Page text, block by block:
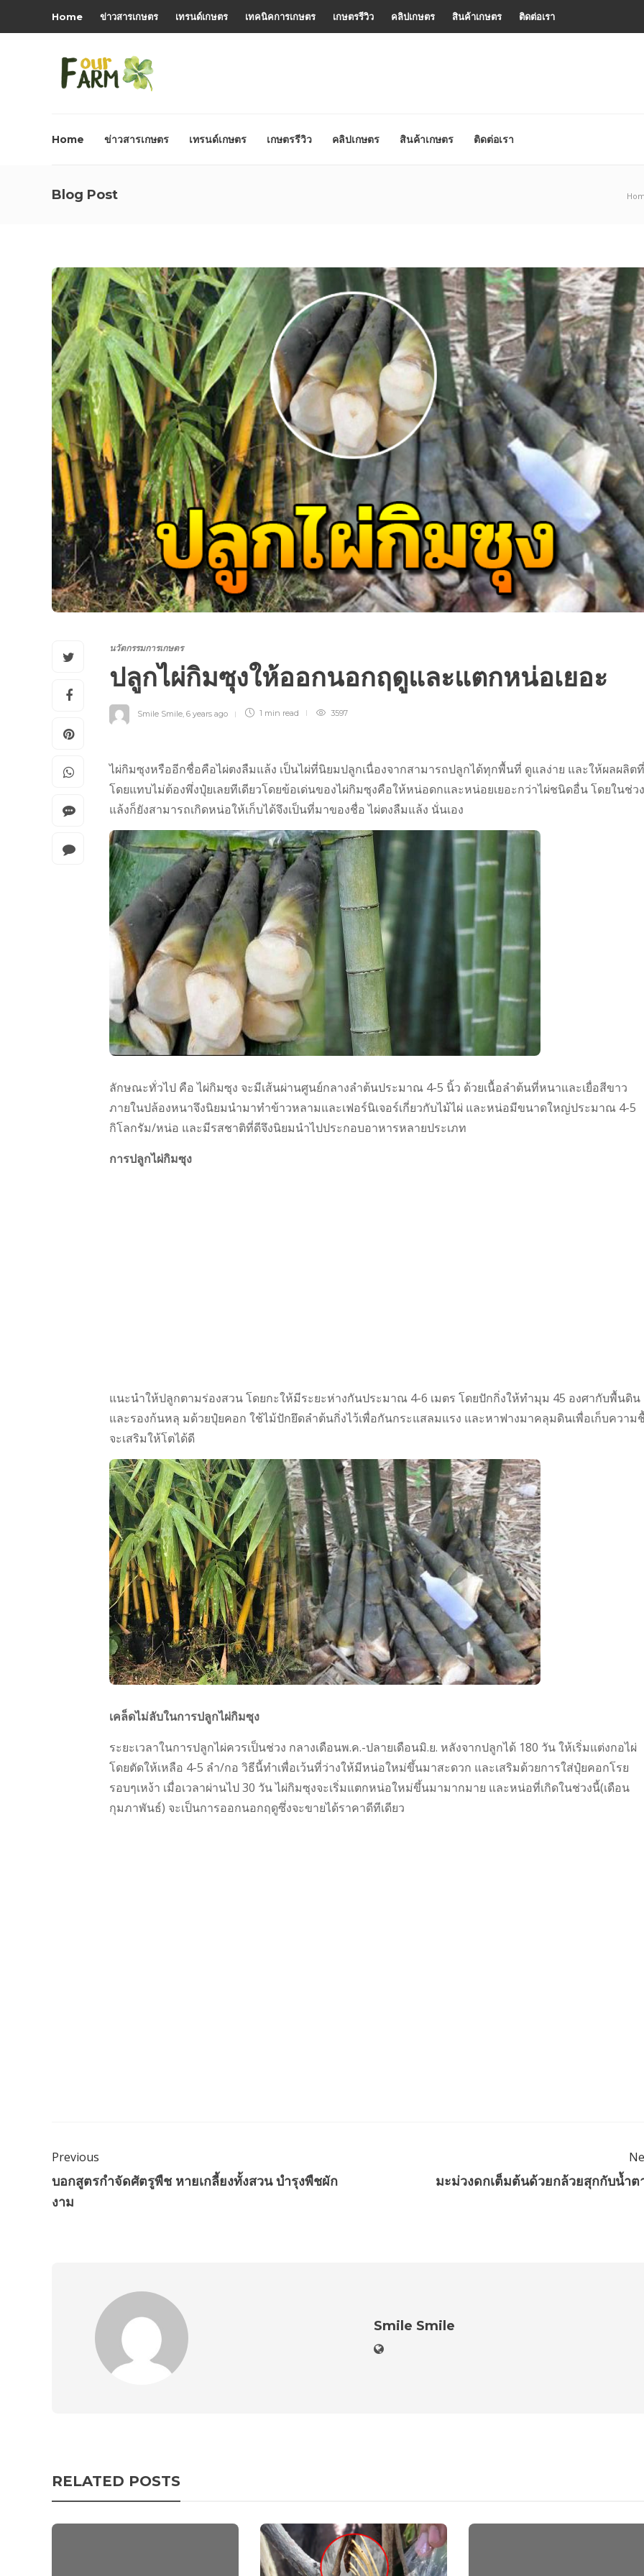
Home ข่าวสารเกษตร เทรนด์เกษตร เทคนิคการเกษตร เกษตรรีวิว คลิปเกษตร สินค้าเกษตร ติดต่อเรา
Home ข่าวสารเกษตร เทรนด์เกษตร เกษตรรีวิว คลิปเกษตร สินค้าเกษตร ติดต่อเรา
Blog Post
นวัตกรรมการเกษตร
ปลูกไผ่กิมซุงให้ออกนอกฤดูและแตกหน่อเยอะ
Smile Smile 6 years ago 1 min read 3597
ไผ่กิมซุงหรืออีกชื่อคือไผ่ตงลืมแล้ง เป็นไผ่ที่นิยมปลูกเนื่องจากสามารถปลูกได้ทุกพื้นที่ ดูแลง่าย และให้ผลผลิต
โดยแทบไม่ต้องพึ่งปุ๋ยเลยทีเดียวโดยข้อเด่นของไผ่กิมซุงคือให้หน่อดกและหน่อยเยอะกว่าไผ่ชนิดอื่น โดยในช่วง
แล้งก็ยังสามารถเกิดหน่อให้เก็บได้จึงเป็นที่มาของชื่อ ไผ่ตงลืมแล้ง นั่นเอง
ลักษณะทั่วไป คือ ไผ่กิมซุง จะมีเส้นผ่านศูนย์กลางลำต้นประมาณ 4-5 นิ้ว ด้วยเนื้อลำต้นที่หนาและเยื่อสีขาว
ภายในปล้องหนาจึงนิยมนำมาทำข้าวหลามและเฟอร์นิเจอร์เกี่ยวกับไม้ไผ่ และหน่อมีขนาดใหญ่ประมาณ 4-5
กิโลกรัม/หน่อ และมีรสชาติที่ดีจึงนิยมนำไปประกอบอาหารหลายประเภท
การปลูกไผ่กิมซุง
แนะนำให้ปลูกตามร่องสวน โดยกะให้มีระยะห่างกันประมาณ 4-6 เมตร โดยปักกิ่งให้ทำมุม 45 องศากับพื้นดิน
และรองก้นหลุ มด้วยปุ๋ยคอก ใช้ไม้ปักยึดลำต้นกิ่งไว้เพื่อกันกระแสลมแรง และหาฟางมาคลุมดินเพื่อเก็บความ
จะเสริมให้โตได้ดี
เคล็ดไม่ลับในการปลูกไผ่กิมซุง
ระยะเวลาในการปลูกไผ่ควรเป็นช่วง กลางเดือนพ.ค.-ปลายเดือนมิ.ย. หลังจากปลูกได้ 180 วัน ให้เริ่มแต่งกอไผ่
โดยตัดให้เหลือ 4-5 ลำ/กอ วิธีนี้ทำเพื่อเว้นที่ว่างให้มีหน่อใหม่ขึ้นมาสะดวก และเสริมด้วยการใส่ปุ๋ยคอกโรย
รอบๆเหง้า เมื่อเวลาผ่านไป 30 วัน ไผ่กิมซุงจะเริ่มแตกหน่อใหม่ขึ้นมามากมาย และหน่อที่เกิดในช่วงนี้(เดือน
กุมภาพันธ์) จะเป็นการออกนอกฤดูซึ่งจะขายได้ราคาดีทีเดียว
Previous
บอกสูตรกำจัดศัตรูพืช หายเกลี้ยงทั้งสวน บำรุงพืชผัก
งาม
มะม่วงดกเต็มต้นด้วยกล้วยสุกกับน้ำต
Smile Smile
RELATED POSTS